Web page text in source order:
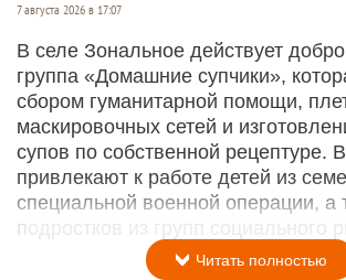
7 августа 2026 в 17:07
В селе Зональное действует
группа «Домашние супчики»,
сбором гуманитарной помощи,
маскировочных сетей и
супов по собственной рецептуре.
привлекают к работе детей из
специальной военной операции, а
подростков из групп социального
Читать полностью